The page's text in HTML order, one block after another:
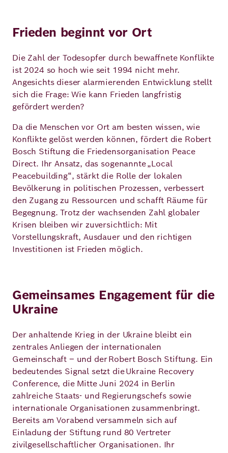
Frieden beginnt vor Ort
Die Zahl der Todesopfer durch bewaffnete Konflikte
ist 2024 so hoch wie seit 1994 nicht mehr.
Angesichts dieser alarmierenden Entwicklung stellt
sich die Frage: Wie kann Frieden langfristig
gefördert werden?
Da die Menschen vor Ort am besten wissen, wie
Konflikte gelöst werden können, fördert die Robert
Bosch Stiftung die Friedensorganisation Peace
Direct. Ihr Ansatz, das sogenannte „Local
Peacebuilding“, stärkt die Rolle der lokalen
Bevölkerung in politischen Prozessen, verbessert
den Zugang zu Ressourcen und schafft Räume für
Begegnung. Trotz der wachsenden Zahl globaler
Krisen bleiben wir zuversichtlich: Mit
Vorstellungskraft, Ausdauer und den richtigen
Investitionen ist Frieden möglich.
Gemeinsames Engagement für die
Ukraine
Der anhaltende Krieg in der Ukraine bleibt ein
zentrales Anliegen der internationalen
Gemeinschaft – und der Robert Bosch Stiftung. Ein
bedeutendes Signal setzt die Ukraine Recovery
Conference, die Mitte Juni 2024 in Berlin
zahlreiche Staats- und Regierungschefs sowie
internationale Organisationen zusammenbringt.
Bereits am Vorabend versammeln sich auf
Einladung der Stiftung rund 80 Vertreter
zivilgesellschaftlicher Organisationen. Ihr